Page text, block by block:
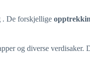
. De forskjellige
og diverse verdisaker.